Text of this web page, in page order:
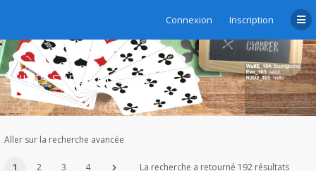
Connexion Inscription
Sujets sans réponse
Aller sur la recherche avancée
1 2 3 4 La recherche a retourné 192 résultats